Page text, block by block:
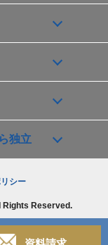
独立
シー
Rights Reserved.